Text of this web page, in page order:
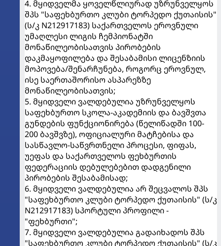
4. მყიდველმა ყოველწლიურად უზრუნველყოს
შპს "საფეხბურთო კლუბი ტორპედო ქუთაისის"
(ს/კ N212917183) საქართველოს ეროვნული
უმაღლესი ლიგის ჩემპიონატში
მონაწილეობისათვის პირობების
დაკმაყოფილება და შესაბამისი ლიცენზიის
მოპოვება/შენარჩუნება, როგორც ეროვნულ,
ისე საერთაშორისო ასპარეზზე
მონაწილეობისათვის;
5. მყიდველი ვალდებულია უზრუნველყოს
საფეხბურთო სკოლა-აკადემიის და ბავშვთა
გუნდების ფუნქციონირება (წელიწადში 100-
200 ბავშვზე), ოფიციალური მატჩებისა და
სასწავლო-საწვრთნელი პროცესი, ფიფას,
უეფას და საქართველოს ფეხბურთის
ფედერაციის დებულებებით დადგენილი
პირობების შესაბამისად;
6. მყიდველი ვალდებულია არ შეცვალოს შპს
"საფეხბურთო კლუბი ტორპედო ქუთაისის" (ს/კ
N212917183) სპორტული პროფილი -
"ფეხბურთი";
7. მყიდველი ვალდებულია გადაიხადოს შპს
"საფეხბურთო კლუბი ტორპედო ქუთაისის" (ს/კ